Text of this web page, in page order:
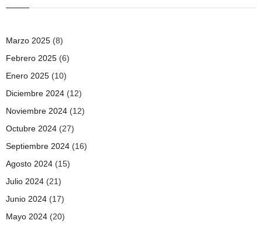
Marzo 2025 (8)
Febrero 2025 (6)
Enero 2025 (10)
Diciembre 2024 (12)
Noviembre 2024 (12)
Octubre 2024 (27)
Septiembre 2024 (16)
Agosto 2024 (15)
Julio 2024 (21)
Junio 2024 (17)
Mayo 2024 (20)